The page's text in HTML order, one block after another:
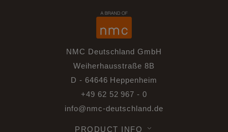
NMC Deutschland GmbH
Weiherhausstraße 8B
D - 64646 Heppenheim
+49 62 52 967 - 0
info@nmc-deutschland.de
PRODUCT INFO